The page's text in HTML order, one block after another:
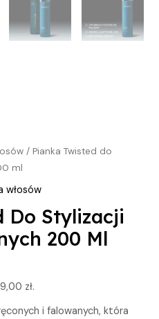
/ Pianka Twisted do
ml
włosów
Do Stylizacji
200 Ml
zł.
i falowanych, która